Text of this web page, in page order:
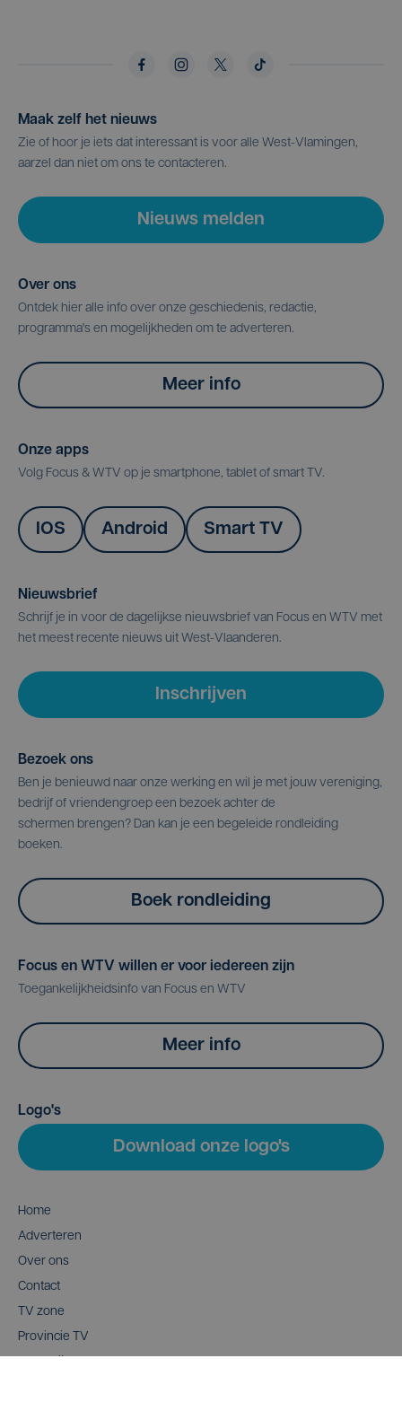
Maak zelf het nieuws
Zie of hoor je iets dat interessant is voor alle West-Vlamingen,
aarzel dan niet om ons te contacteren.
Nieuws melden
Over ons
Ontdek hier alle info over onze geschiedenis, redactie,
programma's en mogelijkheden om te adverteren.
Meer info
Onze apps
Volg Focus & WTV op je smartphone, tablet of smart TV.
IOS Android Smart TV
Nieuwsbrief
Schrijf je in voor de dagelijkse nieuwsbrief van Focus en WTV met
het meest recente nieuws uit West-Vlaanderen.
Inschrijven
Bezoek ons
Ben je benieuwd naar onze werking en wil je met jouw vereniging,
bedrijf of vriendengroep een bezoek achter de
schermen brengen? Dan kan je een begeleide rondleiding
boeken.
Boek rondleiding
Focus en WTV willen er voor iedereen zijn
Toegankelijkheidsinfo van Focus en WTV
Meer info
Logo's
Download onze logo's
Home
Adverteren
Over ons
Contact
TV zone
Provincie TV